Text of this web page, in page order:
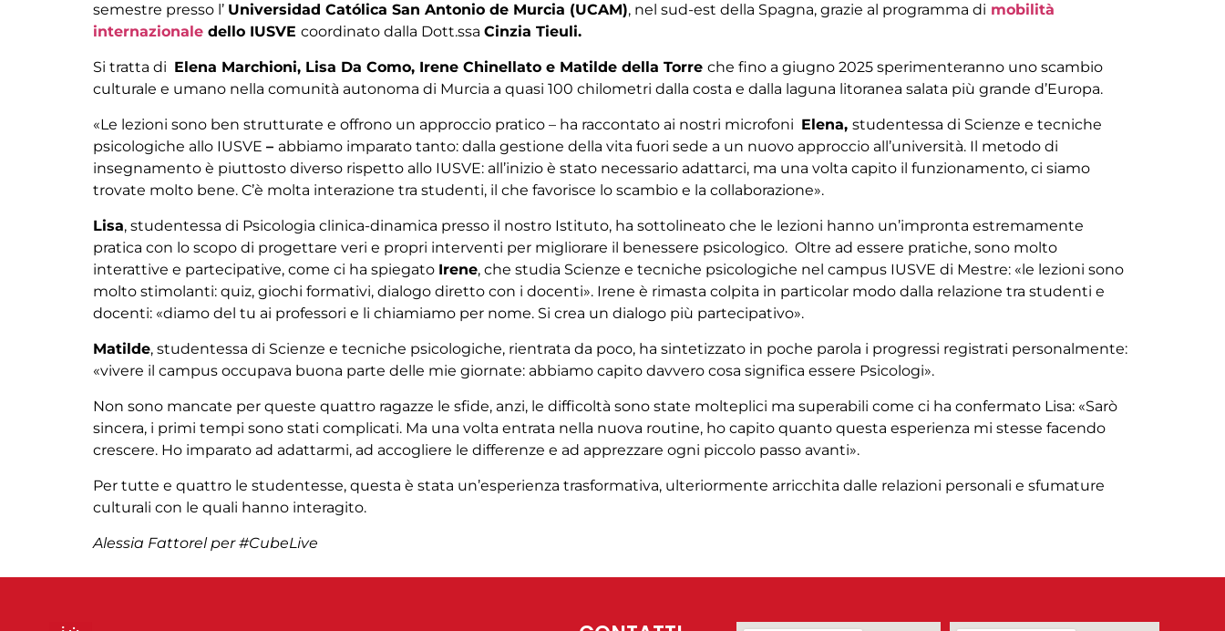
semestre presso l’ Universidad Católica San Antonio de Murcia (UCAM), nel sud-est della Spagna, grazie al programma di mobilità
internazionale dello IUSVE coordinato dalla Dott.ssa Cinzia Tieuli.
Si tratta di Elena Marchioni, Lisa Da Como, Irene Chinellato e Matilde della Torre che fino a giugno 2025 sperimenteranno uno scambio
culturale e umano nella comunità autonoma di Murcia a quasi 100 chilometri dalla costa e dalla laguna litoranea salata più grande d’Europa.
«Le lezioni sono ben strutturate e offrono un approccio pratico – ha raccontato ai nostri microfoni Elena, studentessa di Scienze e tecniche
psicologiche allo IUSVE – abbiamo imparato tanto: dalla gestione della vita fuori sede a un nuovo approccio all’università. Il metodo di
insegnamento è piuttosto diverso rispetto allo IUSVE: all’inizio è stato necessario adattarci, ma una volta capito il funzionamento, ci siamo
trovate molto bene. C’è molta interazione tra studenti, il che favorisce lo scambio e la collaborazione».
Lisa, studentessa di Psicologia clinica-dinamica presso il nostro Istituto, ha sottolineato che le lezioni hanno un’impronta estremamente
pratica con lo scopo di progettare veri e propri interventi per migliorare il benessere psicologico. Oltre ad essere pratiche, sono molto
interattive e partecipative, come ci ha spiegato Irene, che studia Scienze e tecniche psicologiche nel campus IUSVE di Mestre: «le lezioni sono
molto stimolanti: quiz, giochi formativi, dialogo diretto con i docenti». Irene è rimasta colpita in particolar modo dalla relazione tra studenti e
docenti: «diamo del tu ai professori e li chiamiamo per nome. Si crea un dialogo più partecipativo».
Matilde, studentessa di Scienze e tecniche psicologiche, rientrata da poco, ha sintetizzato in poche parola i progressi registrati personalmente:
«vivere il campus occupava buona parte delle mie giornate: abbiamo capito davvero cosa significa essere Psicologi».
Non sono mancate per queste quattro ragazze le sfide, anzi, le difficoltà sono state molteplici ma superabili come ci ha confermato Lisa: «Sarò
sincera, i primi tempi sono stati complicati. Ma una volta entrata nella nuova routine, ho capito quanto questa esperienza mi stesse facendo
crescere. Ho imparato ad adattarmi, ad accogliere le differenze e ad apprezzare ogni piccolo passo avanti».
Per tutte e quattro le studentesse, questa è stata un’esperienza trasformativa, ulteriormente arricchita dalle relazioni personali e sfumature
culturali con le quali hanno interagito.
Alessia Fattorel per #CubeLive